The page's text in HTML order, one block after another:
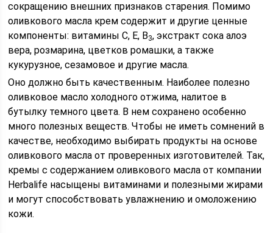
сокращению внешних признаков старения. Помимо
оливкового масла крем содержит и другие ценные
компоненты: витамины C, E, B3, экстракт сока алоэ
вера, розмарина, цветков ромашки, а также
кукурузное, сезамовое и другие масла.
Оно должно быть качественным. Наиболее полезно
оливковое масло холодного отжима, налитое в
бутылку темного цвета. В нем сохранено особенно
много полезных веществ. Чтобы не иметь сомнений в
качестве, необходимо выбирать продукты на основе
оливкового масла от проверенных изготовителей. Так,
кремы с содержанием оливкового масла от компании
Herbalife насыщены витаминами и полезными жирами
и могут способствовать увлажнению и омоложению
кожи.